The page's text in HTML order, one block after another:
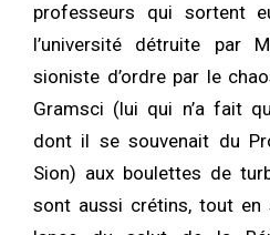
professeurs qui sortent
l’université détruite par
sioniste d’ordre par le
Gramsci (lui qui n’a fait
dont il se souvenait du
Sion) aux boulettes de
sont aussi crétins, tout